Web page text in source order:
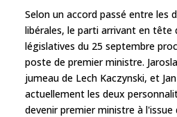
Selon un accord passé entre les
libérales, le parti arrivant en tête
législatives du 25 septembre
poste de premier ministre.
jumeau de Lech Kaczynski, et
actuellement les deux
devenir premier ministre à l'issue